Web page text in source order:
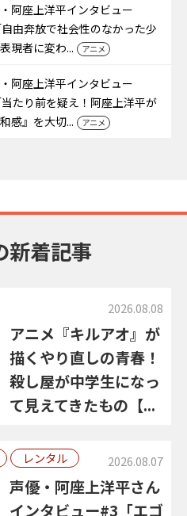
阿座上洋平インタビュー
由奔放で社会性のなかった少
現者に変わ...
アニメ
阿座上洋平インタビュー
たり前を疑え！阿座上洋平が
和感』を大切...
アニメ
新着記事
2026.08.08
アニメ『キルアオ』が
描くやり直しの青春！
殺し屋が中学生になっ
て見えてきたもの【...
レンタル 2026.08.07
声優・阿座上洋平さん
インタビュー#3「エゴ